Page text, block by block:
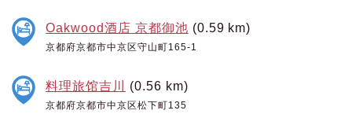
Oakwood酒店 京都御池 (0.59 km)
京都府京都市中京区守山町165-1
料理旅馆吉川 (0.56 km)
京都府京都市中京区松下町135